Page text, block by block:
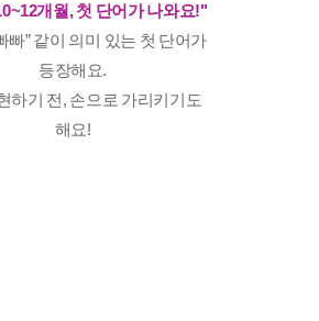
개월, 첫 단어가 나와요!"
빠” 같이 의미 있는 첫 단어가
등장해요.
하기 전, 손으로 가리키기도
해요!